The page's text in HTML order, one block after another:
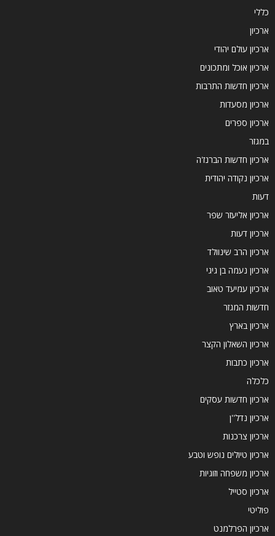
כללי
ארכיון
ארכיון עולם יהודי
ארכיון אוכל ומתכונים
ארכיון חדשות התרבות
ארכיון מסעדות
ארכיון ספרים
במגזר
ארכיון חדשות הברנז'ה
ארכיון נקודה יהודית
דעות
ארכיון אליעזר שפר
ארכיון דעות
ארכיון הרב שינוולד
ארכיון נעמה בן גיגי
ארכיון עמיעד טאוב
חדשות המגזר
ארכיון בארץ
ארכיון השאלון הקצר
ארכיון כתבות
כלכלה
ארכיון חדשות עסקים
ארכיון נדל''ן
ארכיון צרכנות
ארכיון טיולים נופש וטבע
ארכיון משפחה וזוגיות
ארכיון סטייל
פוליטי
ארכיון הפרלמנט